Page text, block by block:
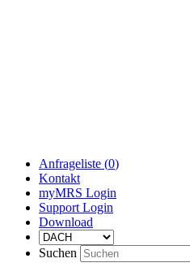
Anfrageliste (0)
Kontakt
myMRS Login
Support Login
Download
Suchen